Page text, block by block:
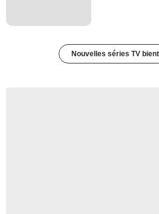
Nouvelles séries TV